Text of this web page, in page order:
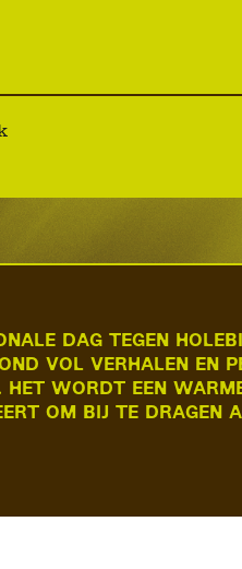
DAG TEGEN
VOL VERHALEN EN
WORDT EEN
OM BIJ TE DRAGEN